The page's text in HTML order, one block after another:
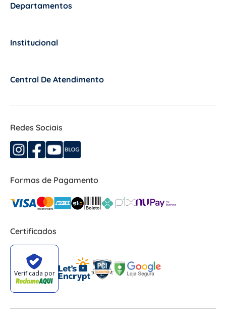
Departamentos
Institucional
Central De Atendimento
Redes Sociais
Formas de Pagamento
Certificados